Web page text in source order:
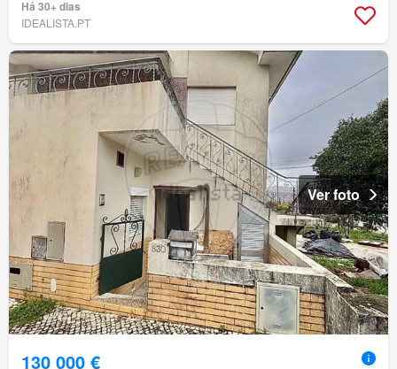
Há 30+ dias
IDEALISTA.PT
Ver foto
130 000 €